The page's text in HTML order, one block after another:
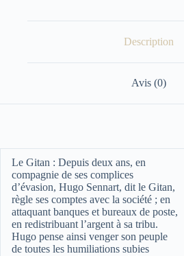
Description
Avis (0)
Le Gitan : Depuis deux ans, en
compagnie de ses complices
d’évasion, Hugo Sennart, dit le Gitan,
règle ses comptes avec la société ; en
attaquant banques et bureaux de poste,
en redistribuant l’argent à sa tribu.
Hugo pense ainsi venger son peuple
de toutes les humiliations subies